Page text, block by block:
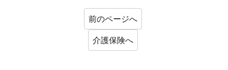
前のページへ
介護保険へ